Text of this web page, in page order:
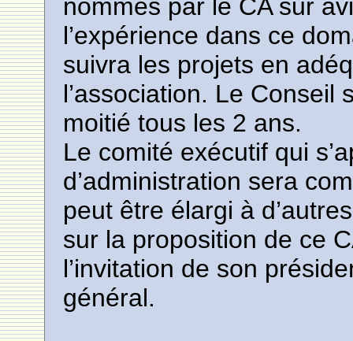
nommés par le CA sur
l’expérience dans ce
suivra les projets en
l’association. Le
moitié tous les 2 ans.
Le comité exécutif qui
d’administration sera
peut être élargi à
sur la proposition de ce
l’invitation de son
général.